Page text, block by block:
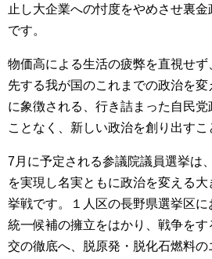
止し大企業への忖度をやめさせ裏
です。
物価高による生活の疲弊を直視せ
先する我が国のこれまでの政治を
に象徴される、行き詰まった自民
ことなく、新しい政治を創り出すこ
7月に予定される参議院議員選挙は
を実現し名実ともに政治を変える
挙戦です。１人区の長野県選挙区
統一候補の擁立をはかり、戦争を
交の徹底へ、脱原発・脱化石燃料